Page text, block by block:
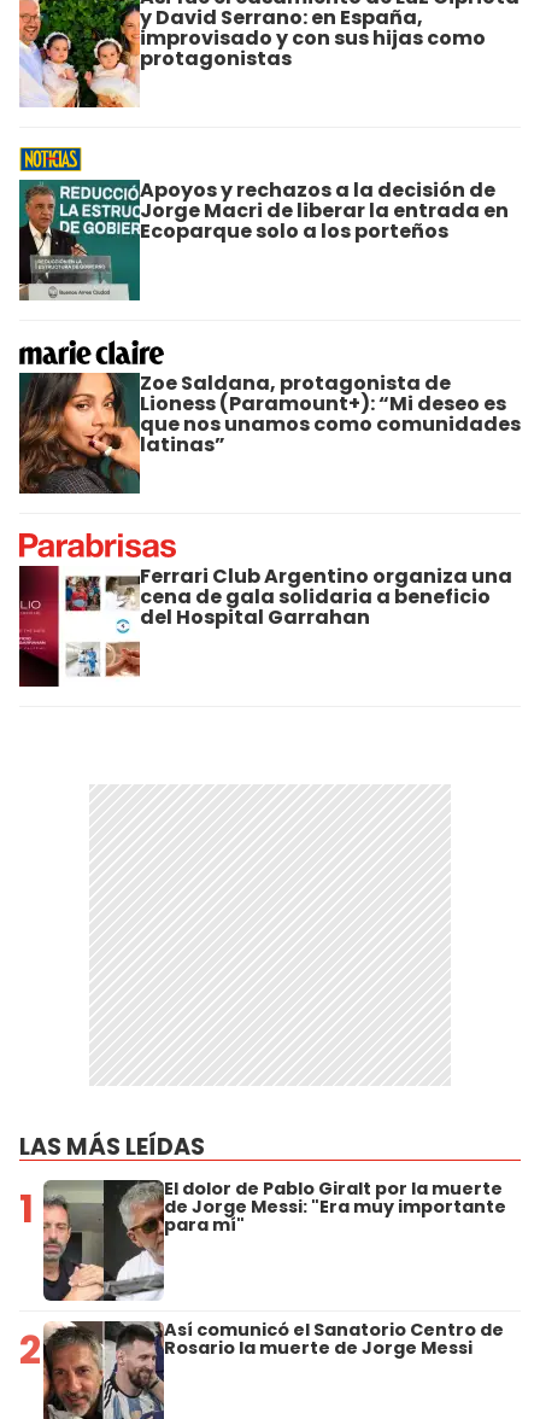
y David Serrano: en España,
improvisado y con sus hijas como
protagonistas
Apoyos y rechazos a la decisión de
Jorge Macri de liberar la entrada en
Ecoparque solo a los porteños
Zoe Saldana, protagonista de
Lioness (Paramount+): “Mi deseo es
que nos unamos como comunidades
latinas”
Ferrari Club Argentino organiza una
cena de gala solidaria a beneficio
del Hospital Garrahan
LAS MÁS LEÍDAS
1 El dolor de Pablo Giralt por la muerte
de Jorge Messi: "Era muy importante
para mí"
2 Así comunicó el Sanatorio Centro de
Rosario la muerte de Jorge Messi